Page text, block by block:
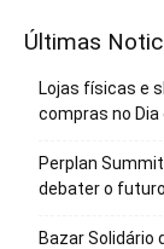
Últimas
Lojas físicas e
compras no Dia
Perplan
debater o
Bazar Solidário